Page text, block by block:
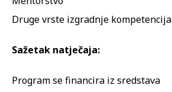
Druge vrste izgradnje kompetencija
Sažetak natječaja:
Program se financira iz sredstava